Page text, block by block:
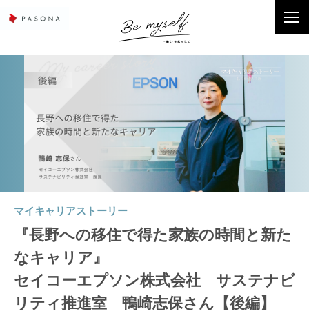
マイキャリアストーリー
『長野への移住で得た家族の時間と新た
なキャリア』
セイコーエプソン株式会社 サステナビ
リティ推進室 鴨崎志保さん【後編】